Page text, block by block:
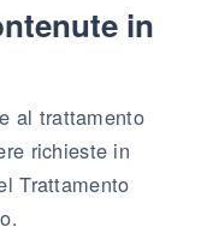
in
al trattamento
richieste in
Trattamento